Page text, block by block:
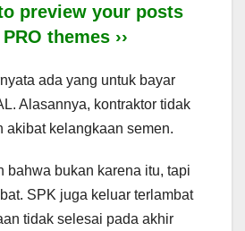
preview your posts
themes ››
ada yang untuk bayar
Alasannya, kontraktor tidak
akibat kelangkaan semen.
bahwa bukan karena itu, tapi
SPK juga keluar terlambat
tidak selesai pada akhir